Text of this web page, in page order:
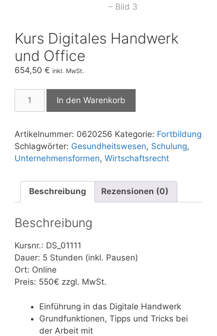
Kurs Digitales Handwerk
und Office
654,50 € inkl. MwSt.
Digitales
und
Office
Menge
In den Warenkorb
Artikelnummer: 0620256 Kategorie: Fortbildung
Schlagwörter: Gesundheitswesen, Schulung,
Unternehmensformen, Wirtschaftsrecht
Beschreibung Rezensionen (0)
Beschreibung
Kursnr.: DS_01111
Dauer: 5 Stunden (inkl. Pausen)
Ort: Online
Preis: 550€ zzgl. MwSt.
Einführung in das Digitale Handwerk
Grundfunktionen, Tipps und Tricks bei
der Arbeit mit